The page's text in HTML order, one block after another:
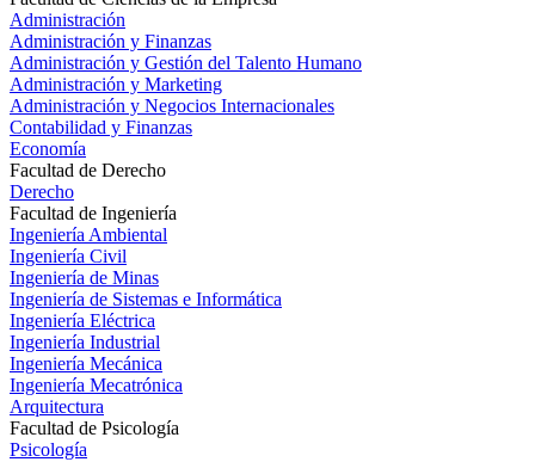
Administración
Administración y Finanzas
Administración y Gestión del Talento Humano
Administración y Marketing
Administración y Negocios Internacionales
Contabilidad y Finanzas
Economía
Facultad de Derecho
Derecho
Facultad de Ingeniería
Ingeniería Ambiental
Ingeniería Civil
Ingeniería de Minas
Ingeniería de Sistemas e Informática
Ingeniería Eléctrica
Ingeniería Industrial
Ingeniería Mecánica
Ingeniería Mecatrónica
Arquitectura
Facultad de Psicología
Psicología